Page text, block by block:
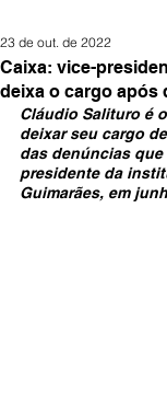
Caixa: vice-
deixa o cargo após
23 de out. de 2022
Cláudio Salituro é
deixar seu cargo
das denúncias que
presidente da
Guimarães, em